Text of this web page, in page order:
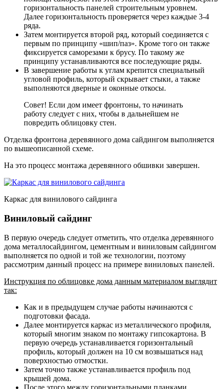
горизонтальность панелей строительным уровнем.
Далее горизонтальность проверяется через каждые 3-4
ряда.
Затем монтируется второй ряд, который соединяется с
первым по принципу «шип/паз». Кроме того он также
фиксируется саморезами к брусу. По такому же
принципу устанавливаются все последующие ряды.
В завершение работы к углам крепится специальный
угловой профиль, который скрывает стыки, а также
выполняются дверные и оконные откосы.
Совет! Если дом имеет фронтоны, то начинать
работу следует с них, чтобы в дальнейшем не
повредить облицовку стен.
Отделка фронтона деревянного дома сайдингом выполняется
по вышеописанной схеме.
На это процесс монтажа деревянного обшивки завершен.
Каркас для винилового сайдинга
Виниловый сайдинг
В первую очередь следует отметить, что отделка деревянного
дома металлосайдингом, цементным и виниловым сайдингом
выполняется по одной и той же технологии, поэтому
рассмотрим данный процесс на примере виниловых панелей.
Инструкция по облицовке дома данным материалом выглядит
так:
Как и в предыдущем случае работы начинаются с
подготовки фасада.
Далее монтируется каркас из металлического профиля,
который многим знаком по монтажу гипсокартона. В
первую очередь устанавливается горизонтальный
профиль, который должен на 10 см возвышаться над
поверхностью отмостки.
Затем точно также устанавливается профиль под
крышей дома.
После этого между горизонтальными планками